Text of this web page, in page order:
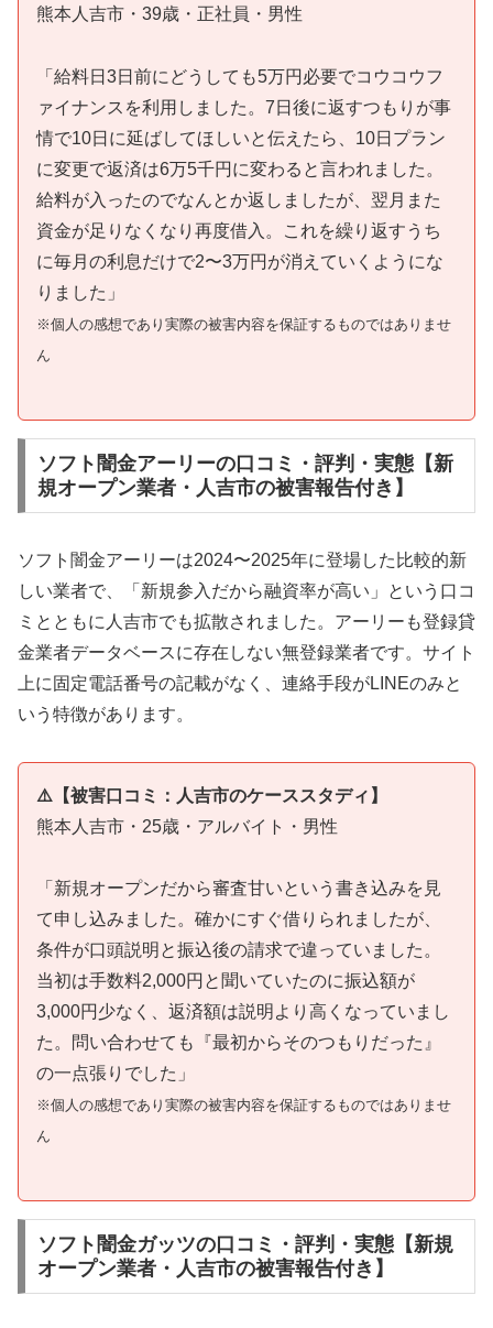
熊本人吉市・39歳・正社員・男性
「給料日3日前にどうしても5万円必要でコウコウフ
ァイナンスを利用しました。7日後に返すつもりが事
情で10日に延ばしてほしいと伝えたら、10日プラン
に変更で返済は6万5千円に変わると言われました。
給料が入ったのでなんとか返しましたが、翌月また
資金が足りなくなり再度借入。これを繰り返すうち
に毎月の利息だけで2〜3万円が消えていくようにな
りました」
※個人の感想であり実際の被害内容を保証するものではありませ
ん
ソフト闇金アーリーの口コミ・評判・実態【新
規オープン業者・人吉市の被害報告付き】
ソフト闇金アーリーは2024〜2025年に登場した比較的新
しい業者で、「新規参入だから融資率が高い」という口コ
ミとともに人吉市でも拡散されました。アーリーも登録貸
金業者データベースに存在しない無登録業者です。サイト
上に固定電話番号の記載がなく、連絡手段がLINEのみと
いう特徴があります。
⚠️【被害口コミ：人吉市のケーススタディ】
熊本人吉市・25歳・アルバイト・男性
「新規オープンだから審査甘いという書き込みを見
て申し込みました。確かにすぐ借りられましたが、
条件が口頭説明と振込後の請求で違っていました。
当初は手数料2,000円と聞いていたのに振込額が
3,000円少なく、返済額は説明より高くなっていまし
た。問い合わせても『最初からそのつもりだった』
の一点張りでした」
※個人の感想であり実際の被害内容を保証するものではありませ
ん
ソフト闇金ガッツの口コミ・評判・実態【新規
オープン業者・人吉市の被害報告付き】